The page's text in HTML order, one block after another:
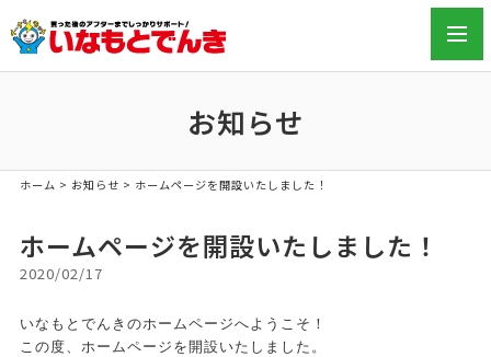
お知らせ
ホーム > お知らせ > ホームページを開設いたしました！
ホームページを開設いたしました！
2020/02/17
いなもとでんきのホームページへようこそ！
この度、ホームページを開設いたしました。